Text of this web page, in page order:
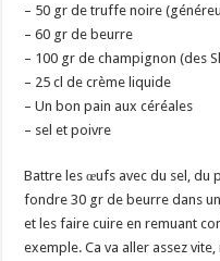
– 50 gr de truffe noire
– 60 gr de beurre
– 100 gr de champignon (des
– 25 cl de crème liquide
– Un bon pain aux céréales
– sel et poivre
Battre les œufs avec du sel, du
fondre 30 gr de beurre dans
et les faire cuire en remuant
exemple. Ca va aller assez